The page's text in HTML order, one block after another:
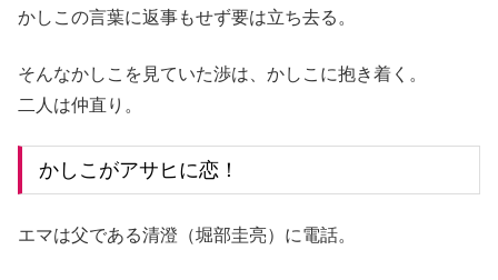
かしこの言葉に返事もせず要は立ち去る。
そんなかしこを見ていた渉は、かしこに抱き着く。
二人は仲直り。
かしこがアサヒに恋！
エマは父である清澄（堀部圭亮）に電話。